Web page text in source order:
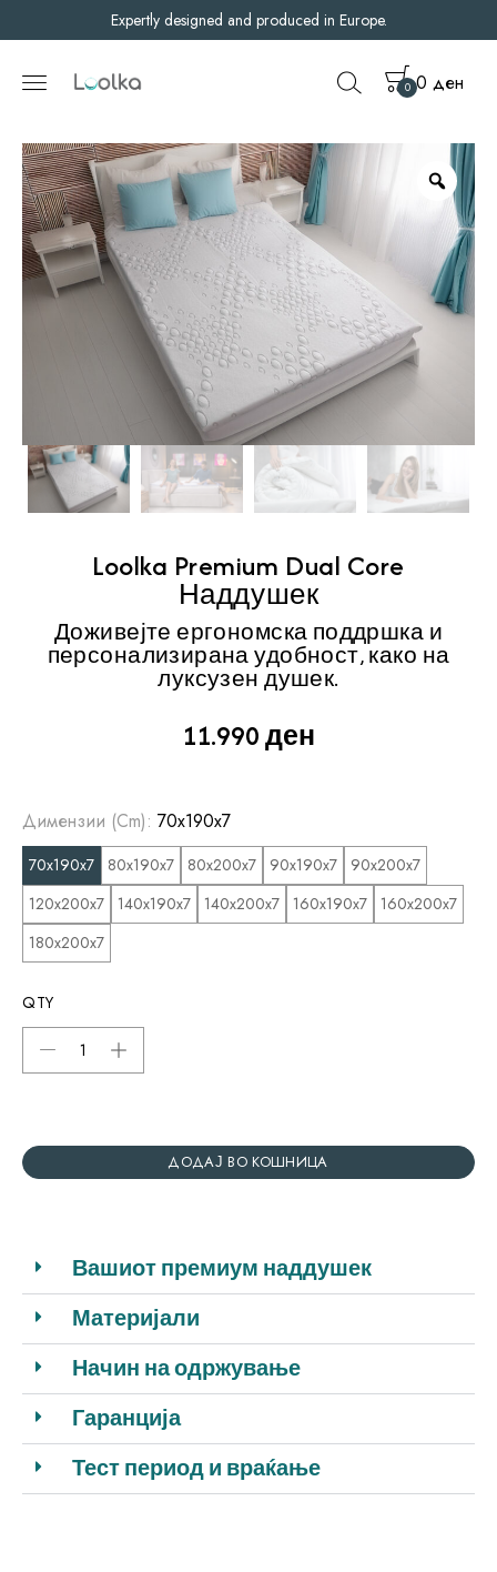
Expertly designed and produced in Europe.
0 ден
0
Loolka Premium Dual Core
Наддушек
Доживејте ергономска поддршка и
персонализирана удобност, како на
луксузен душек.
11.990ден
Димензии (cm): 70x190x7
70x190x7 80x190x7 80x200x7 90x190x7
90x200x7
120x200x7
140x190x7 140x200x7 160x190x7
160x200x7
180x200x7
QTY
ДОДАЈ ВО КОШНИЦА
Вашиот премиум наддушек
Материјали
Начин на одржување
Гаранција
Тест период и враќање